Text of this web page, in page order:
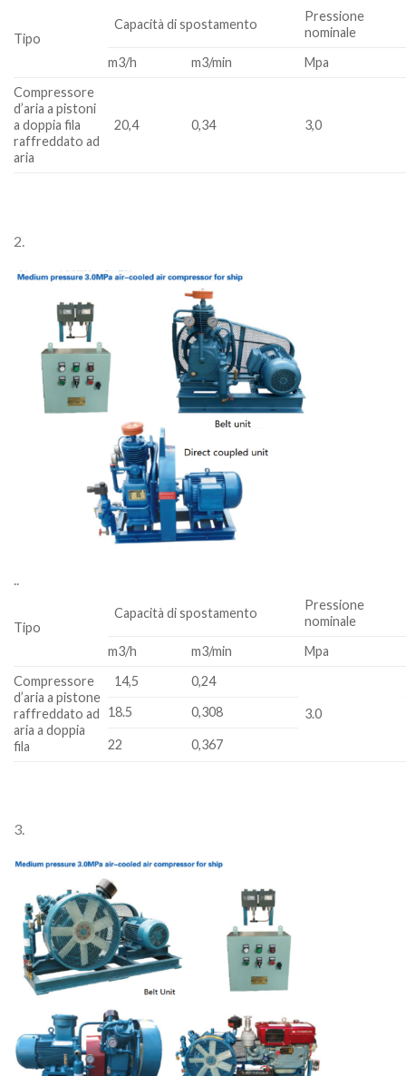
Tipo
Capacità di spostamento
Pressione
nominale
m3/h
m3/min
Mpa
Compressore
d’aria a pistoni
a doppia fila
raffreddato ad
aria
20,4 0,34 3,0
2.
Tipo
Capacità di spostamento
Pressione
nominale
m3/h
m3/min
Mpa
Compressore
d’aria a pistone
raffreddato ad
aria a doppia
fila
14,5 0,24
3.0
18.5 0,308
22 0,367
3.